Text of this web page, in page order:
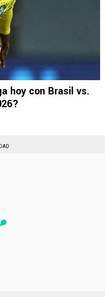
hoy con Brasil vs.